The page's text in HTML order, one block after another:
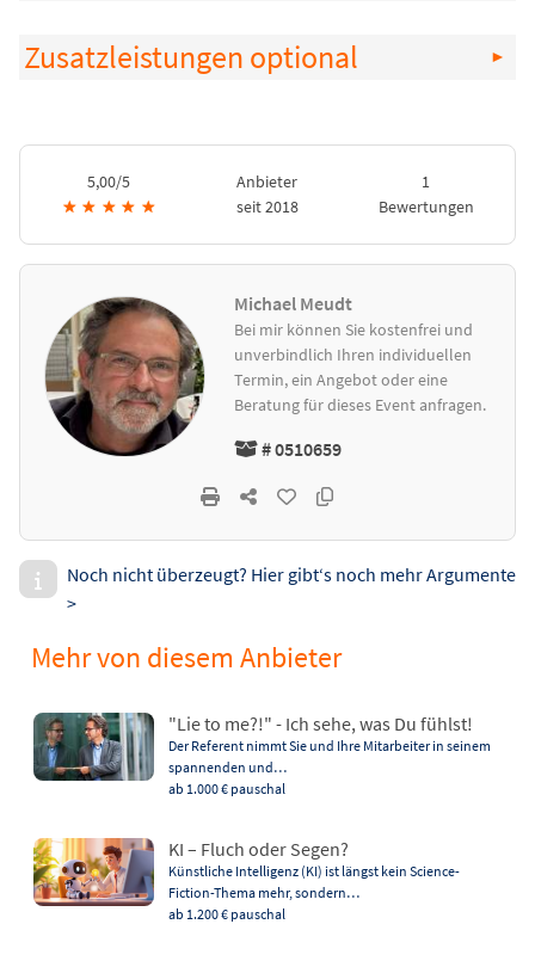
Zusatzleistungen optional
5,00/5
★ ★ ★ ★ ★
Anbieter
seit 2018
1
Bewertungen
Michael Meudt
Bei mir können Sie kostenfrei und
unverbindlich Ihren individuellen
Termin, ein Angebot oder eine
Beratung für dieses Event anfragen.
# 0510659
Noch nicht überzeugt? Hier gibt‘s noch mehr Argumente
>
Mehr von diesem Anbieter
"Lie to me?!" - Ich sehe, was Du fühlst!
Der Referent nimmt Sie und Ihre Mitarbeiter in seinem
spannenden und…
ab 1.000 € pauschal
KI – Fluch oder Segen?
Künstliche Intelligenz (KI) ist längst kein Science-
Fiction-Thema mehr, sondern…
ab 1.200 € pauschal